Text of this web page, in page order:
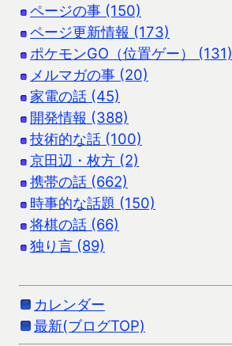
ページの事 (150)
ページ更新情報 (173)
ポケモンGO（位置ゲー） (131)
メルマガの事 (20)
家電の話 (45)
開発情報 (388)
技術的な話 (100)
京田辺・枚方 (2)
携帯の話 (662)
時事的な話題 (150)
将棋の話 (66)
独り言 (89)
カレンダー
最新(ブログTOP)